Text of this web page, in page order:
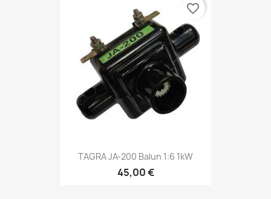
TAGRA JA-200 Balun 1:6 1kW
45,00 €
favorite_border